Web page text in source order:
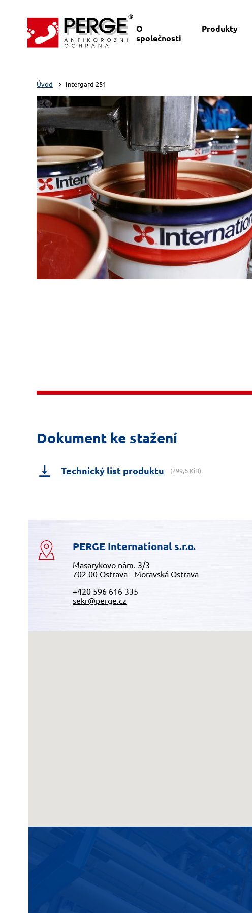
O
společnosti
Produkty
Úvod Intergard 251
Dokument ke stažení
Technický list produktu (299,6 KiB)
PERGE International s.r.o.
Masarykovo nám. 3/3
702 00 Ostrava - Moravská Ostrava
+420 596 616 335
sekr@perge.cz